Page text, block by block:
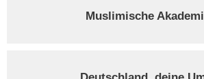
Muslimische